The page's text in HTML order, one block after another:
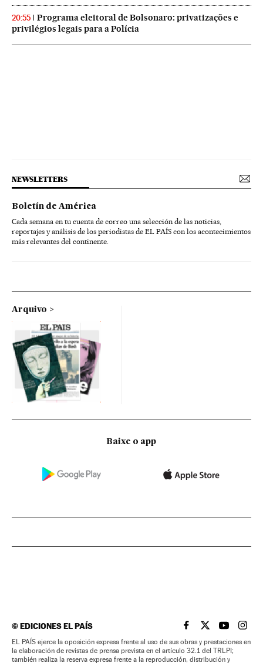
20:55
Programa eleitoral de Bolsonaro: privatizações e
privilégios legais para a Polícia
NEWSLETTERS
Boletín de América
Cada semana en tu cuenta de correo una selección de las noticias,
reportajes y análisis de los periodistas de EL PAÍS con los acontecimientos
más relevantes del continente.
Arquivo
Baixe o app
©EDICIONES EL PAÍS EL PAÍS BRASIL EN
EL PAÍSEL PAÍS
EL
EL PAÍS ejerce la oposición expresa frente al uso de sus obras y prestaciones en
la elaboración de revistas de prensa prevista en el artículo 32.1 del TRLPI;
también realiza la reserva expresa frente a la reproducción, distribución y